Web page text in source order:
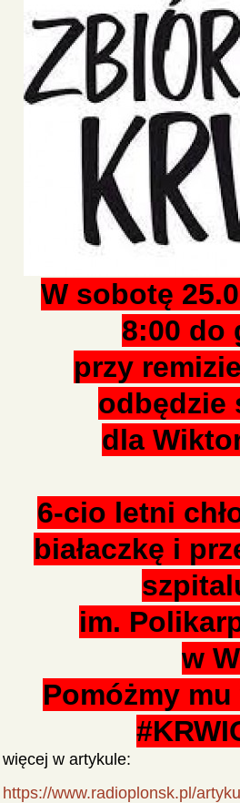
W sobotę
8:00 do
przy
odbędzie
dla
6-cio letni
białaczkę i
im.
w
Pomóżmy
więcej w artykule:
https://www.radioplonsk.pl/